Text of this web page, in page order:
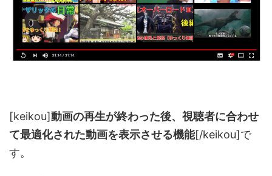
[keikou]動画の再生が終わった後、視聴者に合わせ
て最適化された動画を表示させる機能[/keikou]で
す。